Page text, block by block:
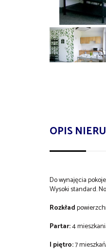
OPIS
Do wynajęcia
Wysoki standard.
Rozkład
Partar:4
I piętro:7